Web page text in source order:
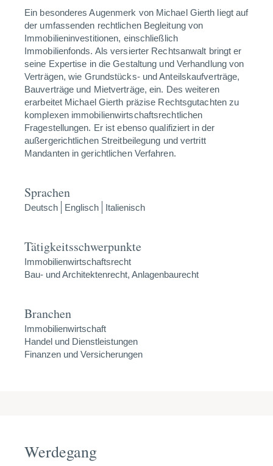
Ein besonderes Augenmerk von Michael Gierth liegt auf
der umfassenden rechtlichen Begleitung von
Immobilieninvestitionen, einschließlich
Immobilienfonds. Als versierter Rechtsanwalt bringt er
seine Expertise in die Gestaltung und Verhandlung von
Verträgen, wie Grundstücks- und Anteilskaufverträge,
Bauverträge und Mietverträge, ein. Des weiteren
erarbeitet Michael Gierth präzise Rechtsgutachten zu
komplexen immobilienwirtschaftsrechtlichen
Fragestellungen. Er ist ebenso qualifiziert in der
außergerichtlichen Streitbeilegung und vertritt
Mandanten in gerichtlichen Verfahren.
Sprachen
Deutsch Englisch Italienisch
Tätigkeitsschwerpunkte
Immobilienwirtschaftsrecht
Bau- und Architektenrecht, Anlagenbaurecht
Branchen
Immobilienwirtschaft
Handel und Dienstleistungen
Finanzen und Versicherungen
Werdegang